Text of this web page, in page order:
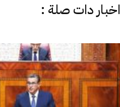
اخبار دات صلة :